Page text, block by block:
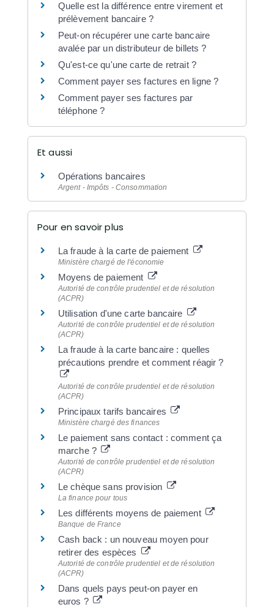
Quelle est la différence entre virement et
prélèvement bancaire ?
Peut-on récupérer une carte bancaire
avalée par un distributeur de billets ?
Qu'est-ce qu'une carte de retrait ?
Comment payer ses factures en ligne ?
Comment payer ses factures par
téléphone ?
Et aussi
Opérations bancaires
Argent - Impôts - Consommation
Pour en savoir plus
La fraude à la carte de paiement
Ministère chargé de l'économie
Moyens de paiement
Autorité de contrôle prudentiel et de résolution
(ACPR)
Utilisation d'une carte bancaire
Autorité de contrôle prudentiel et de résolution
(ACPR)
La fraude à la carte bancaire : quelles
précautions prendre et comment réagir ?
Autorité de contrôle prudentiel et de résolution
(ACPR)
Principaux tarifs bancaires
Ministère chargé des finances
Le paiement sans contact : comment ça
marche ?
Autorité de contrôle prudentiel et de résolution
(ACPR)
Le chèque sans provision
La finance pour tous
Les différents moyens de paiement
Banque de France
Cash back : un nouveau moyen pour
retirer des espèces
Autorité de contrôle prudentiel et de résolution
(ACPR)
Dans quels pays peut-on payer en
euros ?